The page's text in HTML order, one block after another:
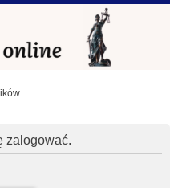
Forum mechaników samochodowych
zalogować.